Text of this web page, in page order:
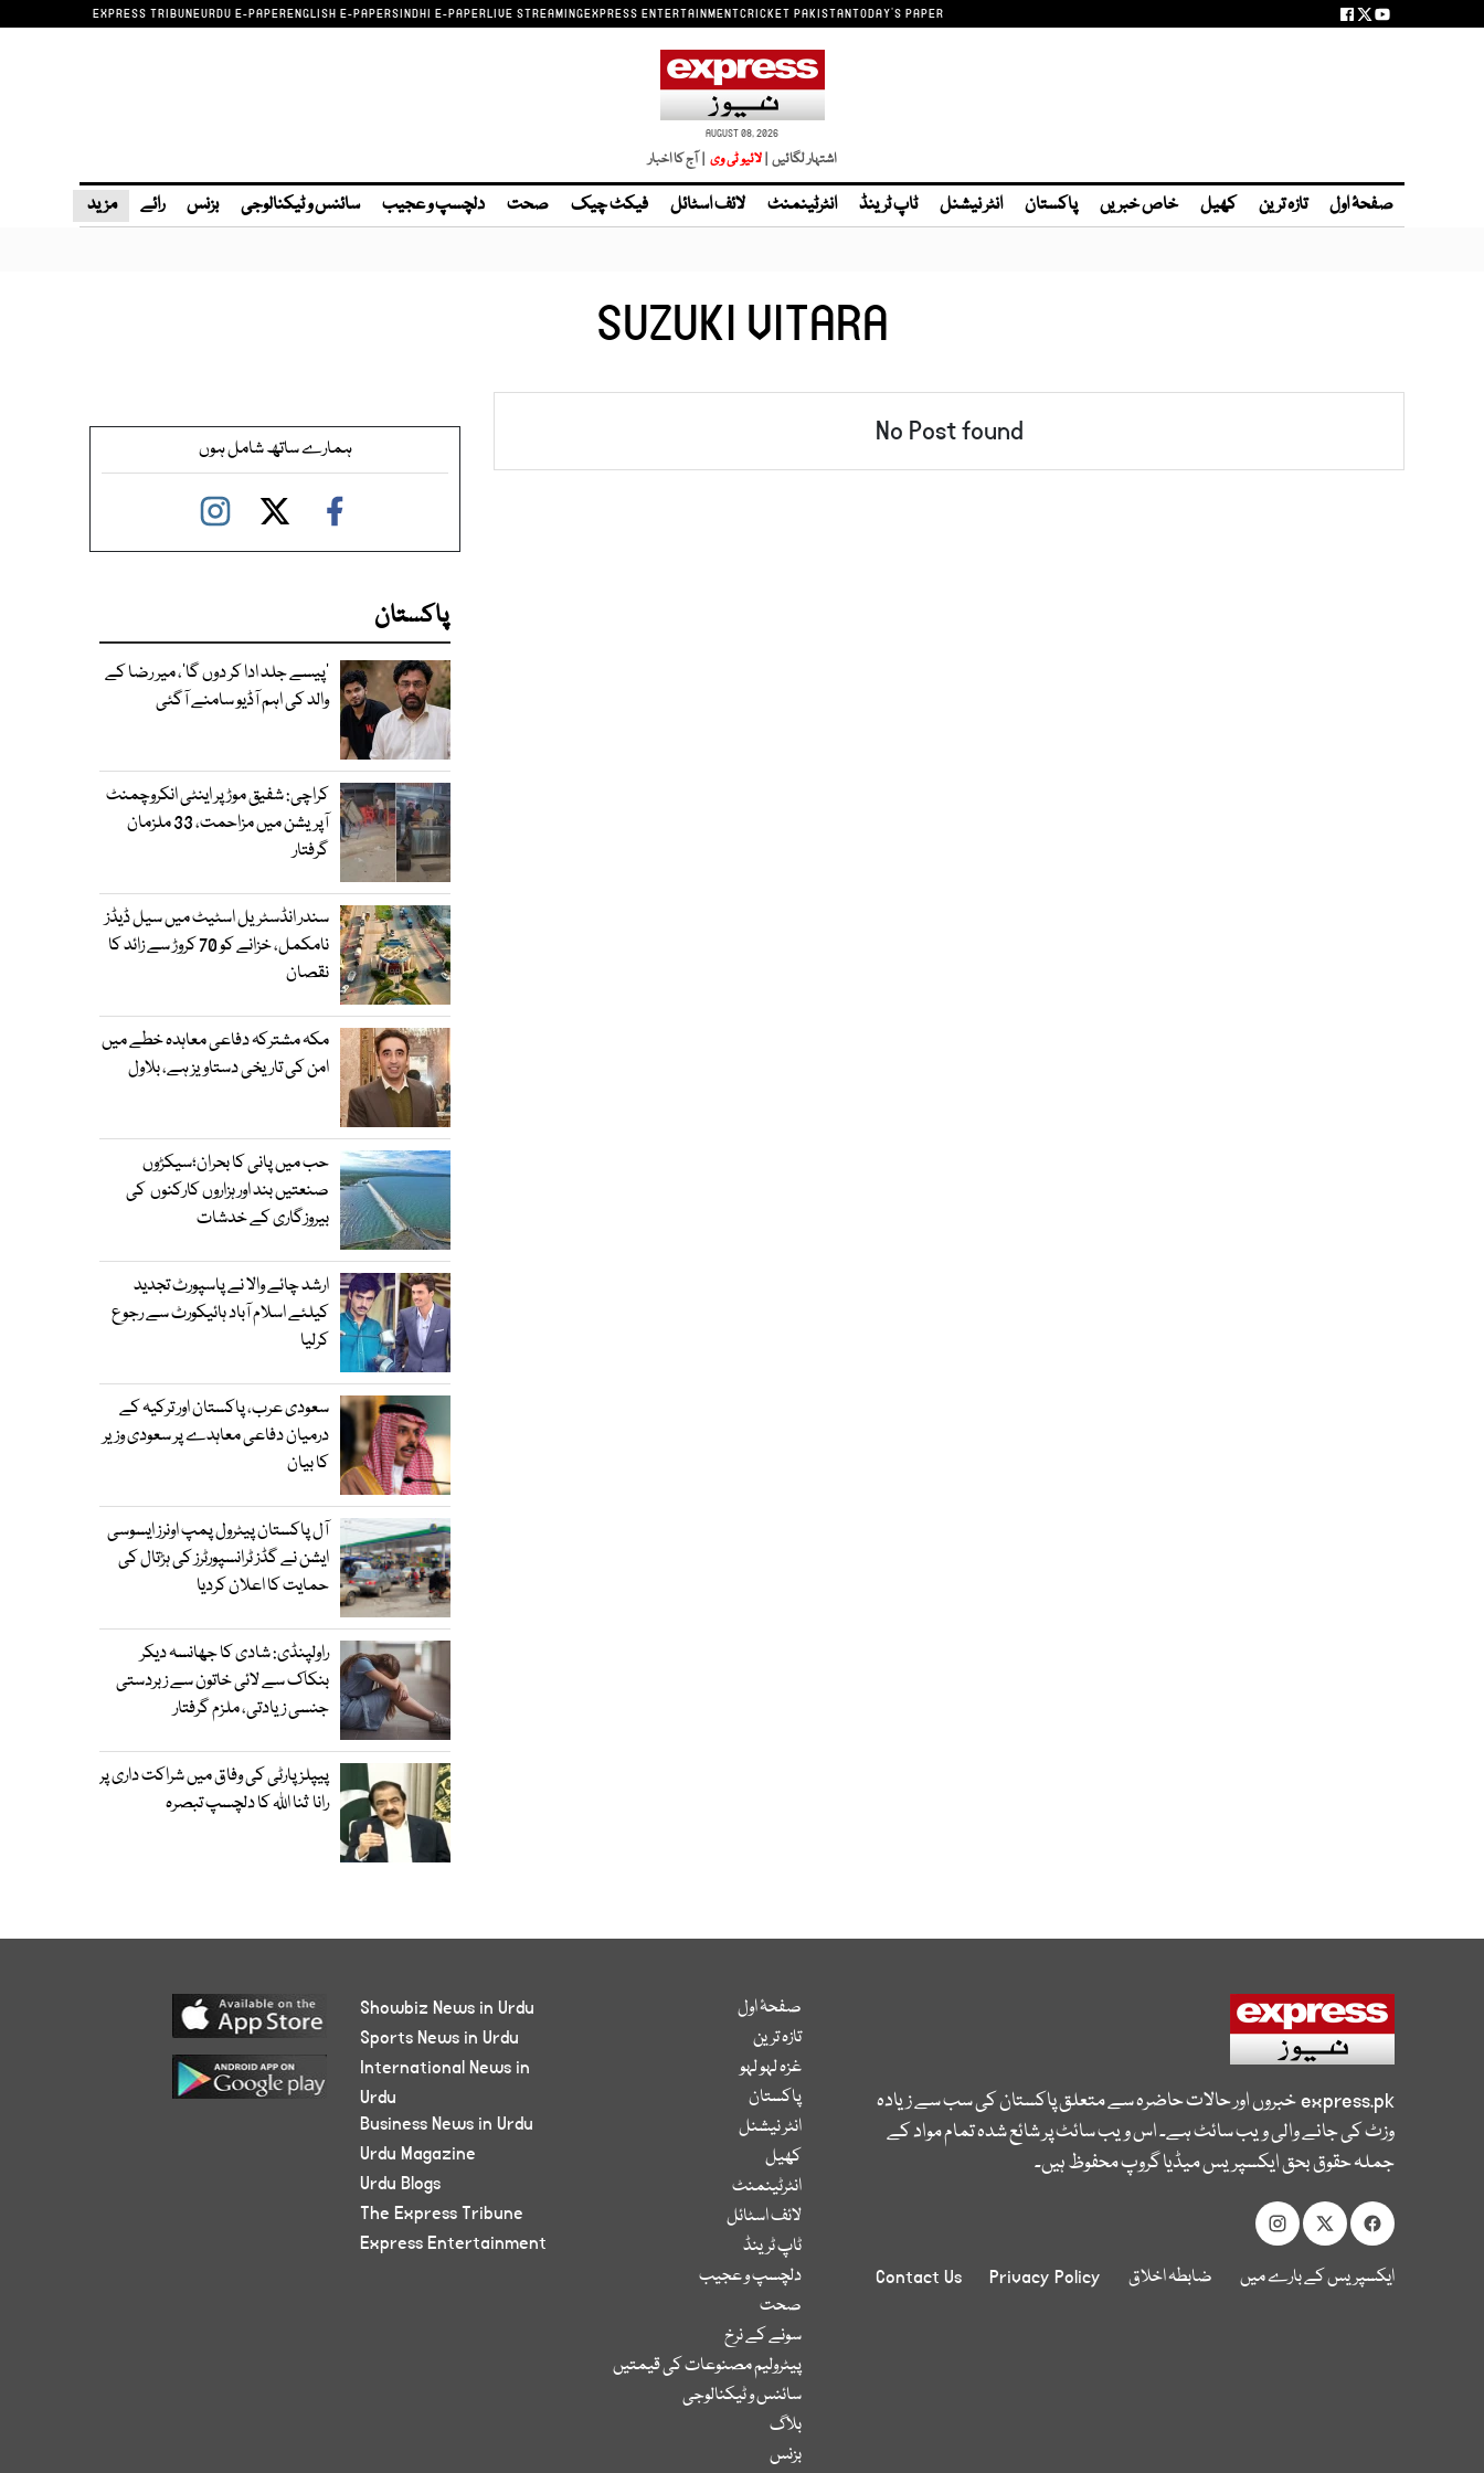
EXPRESS TRIBUNEURDU E-PAPERENGLISH E-PAPERSINDHI E-PAPERLIVE STREAMINGEXPRESS ENTERTAINMENTCRICKET PAKISTANTODAY'S PAPER
AUGUST 08, 2026
اشتہار لگائیں | | آج کا اخبار
صفحۂ اول تازہ ترین کھیل خاص خبریں پاکستان انٹر نیشنل ٹاپ ٹرینڈ انٹرٹینمنٹ لائف اسٹائل فیکٹ چیک صحت دلچسپ و عجیب سائنس و ٹیکنالوجی بزنس رائے مزید
SUZUKI VITARA
No Post found ہمارے ساتھ شامل ہوں
پاکستان
’پیسے جلد ادا کر دوں گا‘، میر رضا کے
والد کی اہم آڈیو سامنے آگئی
کراچی: شفیق موڑ پر اینٹی انکروچمنٹ
آپریشن میں مزاحمت، 33 ملزمان
گرفتار
سندر انڈسٹریل اسٹیٹ میں سیل ڈیڈز
نامکمل، خزانے کو 70 کروڑ سے زائد کا
نقصان
مکہ مشترکہ دفاعی معاہدہ خطے میں
امن کی تاریخی دستاویز ہے، بلاول
حب میں پانی کا بحران؛سیکڑوں
صنعتیں بند اور ہزاروں کارکنوں کی
بیروزگاری کے خدشات
ارشد چائے والا نے پاسپورٹ تجدید
کیلئے اسلام آباد ہائیکورٹ سے رجوع
کرلیا
سعودی عرب، پاکستان اور ترکیہ کے
درمیان دفاعی معاہدے پر سعودی وزیر
کا بیان
آل پاکستان پیٹرول پمپ اونرز ایسوسی
ایشن نے گڈز ٹرانسپورٹرز کی ہڑتال کی
حمایت کا اعلان کردیا
راولپنڈی: شادی کا جھانسہ دیکر
بنکاک سے لائی خاتون سے زبردستی
جنسی زیادتی، ملزم گرفتار
پیپلز پارٹی کی وفاق میں شراکت داری پر
رانا ثنا اللہ کا دلچسپ تبصرہ
express.pkخبروں اور حالات حاضرہ سے متعلق پاکستان کی سب سے زیادہ
وزٹ کی جانے والی ویب سائٹ ہے۔ اس ویب سائٹ پر شائع شدہ تمام مواد کے
جملہ حقوق بحق ایکسپریس میڈیا گروپ محفوظ ہیں۔
ایکسپریس کے بارے میں ضابطہ اخلاق Privacy Policy
Contact Us
صفحۂ اول
تازہ ترین
غزہ لہو لہو
پاکستان
انٹر نیشنل
کھیل
انٹرٹینمنٹ
لائف اسٹائل
ٹاپ ٹرینڈ
دلچسپ و عجیب
صحت
سونے کے نرخ
پیٹرولیم مصنوعات کی قیمتیں
سائنس و ٹیکنالوجی
بلاگ
بزنس
Showbiz News in Urdu
Sports News in Urdu
International News in
Urdu
Business News in Urdu
Urdu Magazine
Urdu Blogs
The Express Tribune
Express Entertainment